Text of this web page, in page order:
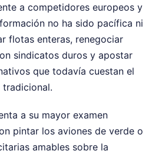
a competidores europeos y
no ha sido pacífica ni
flotas enteras, renegociar
sindicatos duros y apostar
que todavía cuestan el
a su mayor examen
pintar los aviones de verde o
amables sobre la